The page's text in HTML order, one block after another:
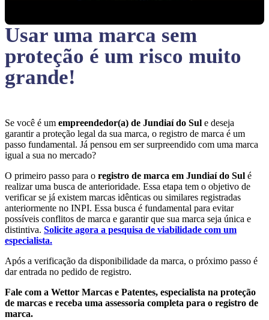
Usar uma marca sem
proteção é um risco muito
grande!
Se você é um empreendedor(a) de Jundiaí do Sul e deseja
garantir a proteção legal da sua marca, o registro de marca é um
passo fundamental. Já pensou em ser surpreendido com uma marca
igual a sua no mercado?
O primeiro passo para o registro de marca em Jundiaí do Sul é
realizar uma busca de anterioridade. Essa etapa tem o objetivo de
verificar se já existem marcas idênticas ou similares registradas
anteriormente no INPI. Essa busca é fundamental para evitar
possíveis conflitos de marca e garantir que sua marca seja única e
distintiva. Solicite agora a pesquisa de viabilidade com um
especialista.
Após a verificação da disponibilidade da marca, o próximo passo é
dar entrada no pedido de registro.
Fale com a Wettor Marcas e Patentes, especialista na proteção
de marcas e receba uma assessoria completa para o registro de
marca.